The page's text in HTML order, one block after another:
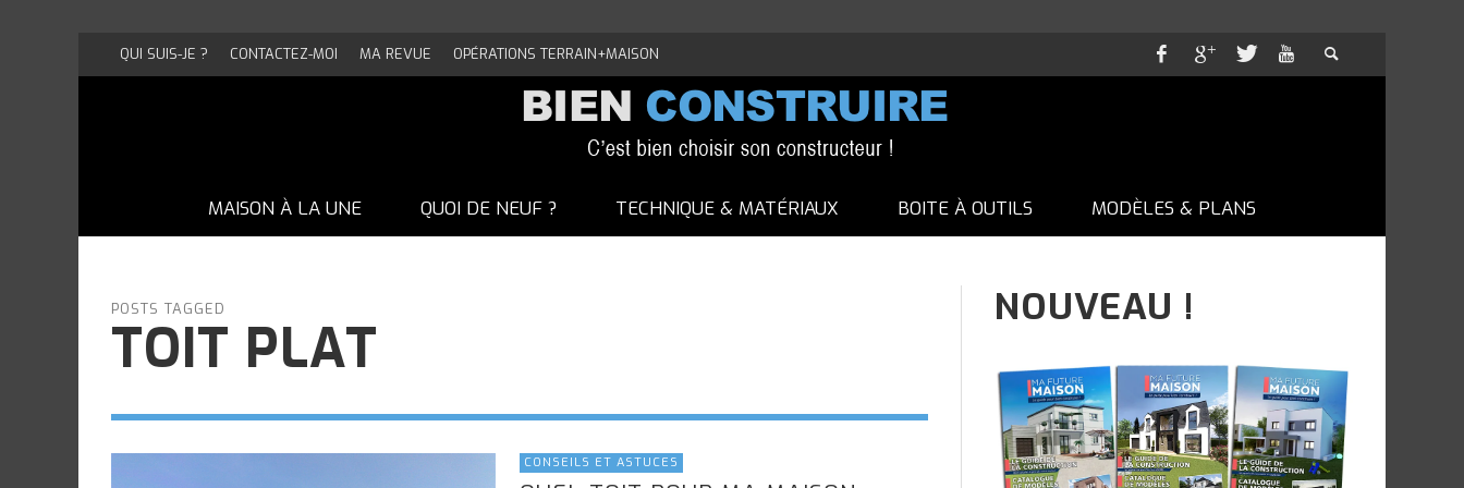
QUI SUIS-JE ? CONTACTEZ-MOI MA REVUE OPÉRATIONS TERRAIN+MAISON
MAISON À LA UNE QUOI DE NEUF ? TECHNIQUE & MATÉRIAUX BOITE À OUTILS MODÈLES & PLANS
POSTS TAGGED
TOIT PLAT
CONSEILS ET ASTUCES
NOUVEAU !